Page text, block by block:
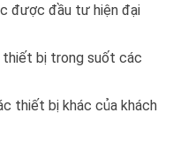
được đầu tư hiện đại
thiết bị trong suốt các
thiết bị khác của khách